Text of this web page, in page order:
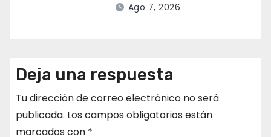
Ago 7, 2026
Deja una respuesta
Tu dirección de correo electrónico no será
publicada. Los campos obligatorios están
marcados con *